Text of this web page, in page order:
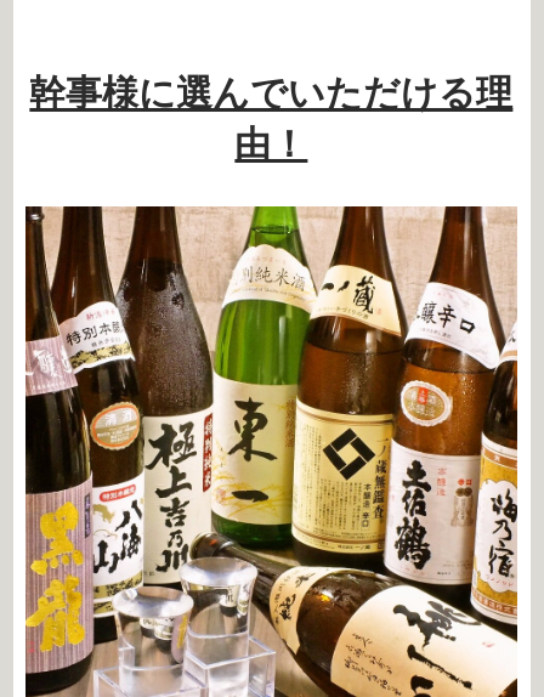
幹事様に選んでいただける理
由！